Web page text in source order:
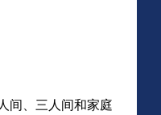
间、三人间和家庭